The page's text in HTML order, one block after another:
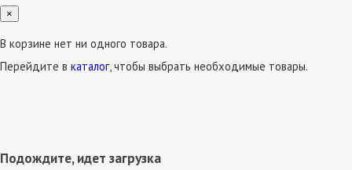
×
В корзине нет ни одного товара.
Перейдите в каталог, чтобы выбрать необходимые товары.
Подождите, идет загрузка